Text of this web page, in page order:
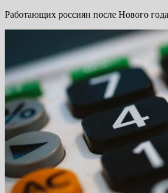
Работающих россиян после Нового